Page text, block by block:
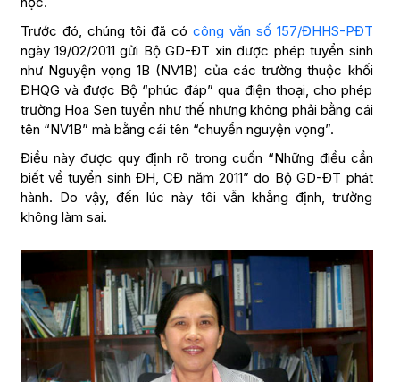
Trước đó, chúng tôi đã có công văn số 157/ĐHHS-PĐT
ngày 19/02/2011 gửi Bộ GD-ĐT xin được phép tuyển sinh
như Nguyện vọng 1B (NV1B) của các trường thuộc khối
ĐHQG và được Bộ “phúc đáp” qua điện thoại, cho phép
trường Hoa Sen tuyển như thế nhưng không phải bằng cái
tên “NV1B” mà bằng cái tên “chuyển nguyện vọng”.
Điều này được quy định rõ trong cuốn “Những điều cần
biết về tuyển sinh ĐH, CĐ năm 2011” do Bộ GD-ĐT phát
hành. Do vậy, đến lúc này tôi vẫn khẳng định, trường
không làm sai.